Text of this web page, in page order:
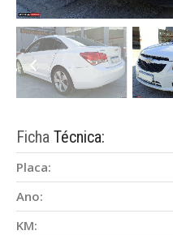
Ficha Técnica:
Placa:
Ano:
KM: